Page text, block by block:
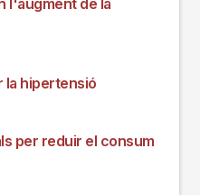
l'augment de la
la hipertensió
per reduir el consum